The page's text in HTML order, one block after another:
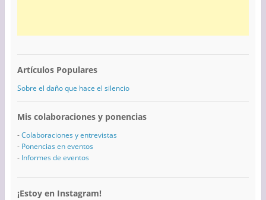
Artículos Populares
Sobre el daño que hace el silencio
Mis colaboraciones y ponencias
-Colaboraciones y entrevistas
- Ponencias en eventos
- Informes de eventos
¡Estoy en Instagram!